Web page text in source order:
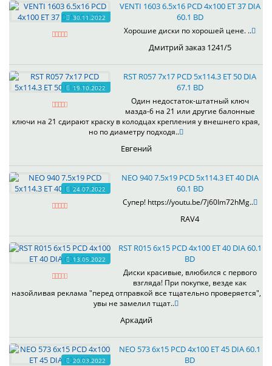
30.11.2022
VENTI 1603 6.5x16 PCD 4x100 ET 37 DIA
60.1 BD
Хорошие диски по хорошей цене. ..
Дмитрий заказ 1241/5
19.10.2022
RST R057 7x17 PCD 5x114.3 ET 50 DIA
67.1 BD
Один недостаток-штатный ключ
мазда-6 на 21 или другие балонные
ключи на 21 сдирают краску в колодцах крепления у внешнего края,
но по диаметру подходя..
Евгений
24.07.2022
NEO 940 7.5x19 PCD 5x114.3 ET 40 DIA
60.1 BD
Супер! https://youtu.be/7j60Im72hMg..
RAV4
13.05.2022
RST R015 6x15 PCD 4x100 ET 40 DIA 60.1
BD
Диски красивые, влюбился с первого
взгляда! При покупке, везде как
назойливая реклама "перед отправкой все тщательно проверяется",
увы не замелил тщат..
Аркадий
20.03.2022
NEO 573 6x15 PCD 4x100 ET 45 DIA 60.1
BD